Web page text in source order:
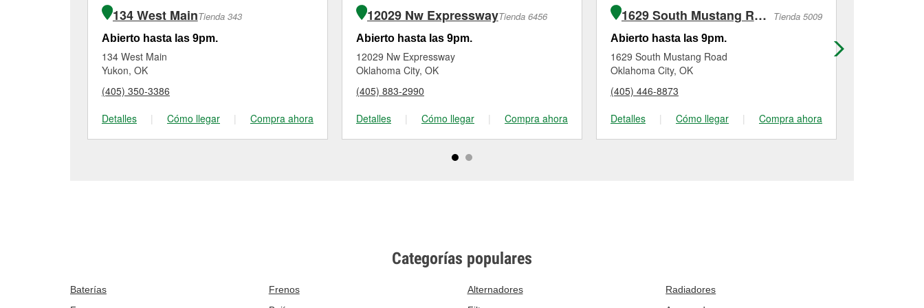
134 West MainTienda 343
Abierto hasta las 9pm.
134 West Main
Yukon, OK
(405) 350-3386
Detalles
| Cómo llegar | Compra ahora
12029 Nw ExpresswayTienda 6456
Abierto hasta las 9pm.
12029 Nw Expressway
Oklahoma City, OK
(405) 883-2990
Detalles
| Cómo llegar | Compra ahora
1629 South Mustang Road Tienda 5009
Abierto hasta las 9pm.
1629 South Mustang Road
Oklahoma City, OK
(405) 446-8873
Detalles
| Cómo llegar | Compra ahora
Categorías populares
Baterías Frenos Alternadores
Radiadores